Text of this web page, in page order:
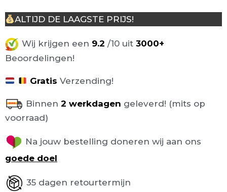
ALTIJD DE LAAGSTE PRIJS!
Wij krijgen een 9.2 /10 uit 3000+
Beoordelingen!
Gratis Verzending!
Binnen 2 werkdagen geleverd! (mits op
voorraad)
Na jouw bestelling doneren wij aan ons
goede doel
35 dagen retourtermijn